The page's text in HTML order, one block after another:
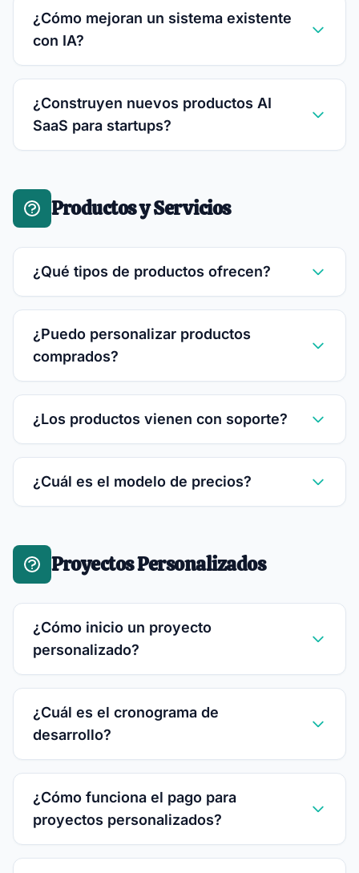
¿Cómo mejoran un sistema existente
con IA?
¿Construyen nuevos productos AI
SaaS para startups?
Productos y Servicios
¿Qué tipos de productos ofrecen?
¿Puedo personalizar productos
comprados?
¿Los productos vienen con soporte?
¿Cuál es el modelo de precios?
Proyectos Personalizados
¿Cómo inicio un proyecto
personalizado?
¿Cuál es el cronograma de
desarrollo?
¿Cómo funciona el pago para
proyectos personalizados?